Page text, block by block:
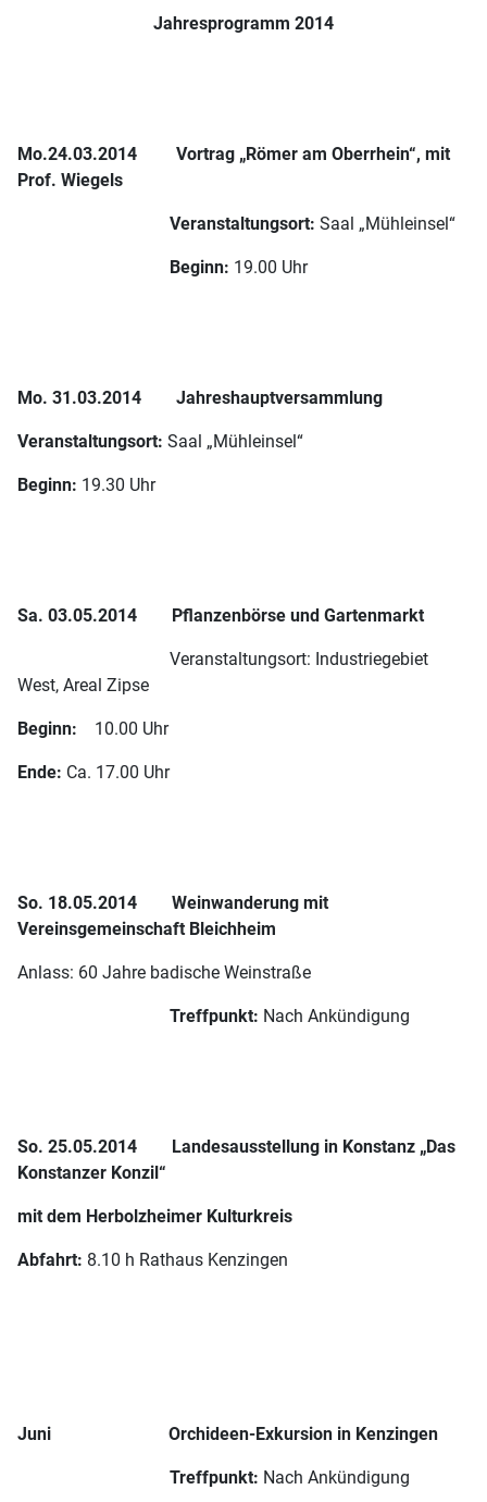
Jahresprogramm 2014
Mo.24.03.2014
Vortrag „Römer am Oberrhein“, mit
Prof. Wiegels
Veranstaltungsort: Saal „Mühleinsel“
Beginn: 19.00 Uhr
Mo. 31.03.2014 Jahreshauptversammlung
Veranstaltungsort: Saal „Mühleinsel“
Beginn: 19.30 Uhr
Sa. 03.05.2014 Pflanzenbörse und Gartenmarkt
Veranstaltungsort: Industriegebiet
West, Areal Zipse
Beginn: 10.00 Uhr
Ende: Ca. 17.00 Uhr
So. 18.05.2014
Weinwanderung mit
Vereinsgemeinschaft Bleichheim
Anlass: 60 Jahre badische Weinstraße
Treffpunkt: Nach Ankündigung
So. 25.05.2014
Landesausstellung in Konstanz „Das
Konstanzer Konzil“
mit dem Herbolzheimer Kulturkreis
Abfahrt: 8.10 h Rathaus Kenzingen
Juni Orchideen-Exkursion in Kenzingen
Treffpunkt: Nach Ankündigung